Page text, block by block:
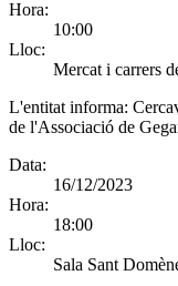
Hora:
10:00
Lloc:
Mercat i carrers
L'entitat informa:
de l'Associació de
Data:
16/12/2023
Hora:
18:00
Lloc:
Sala Sant